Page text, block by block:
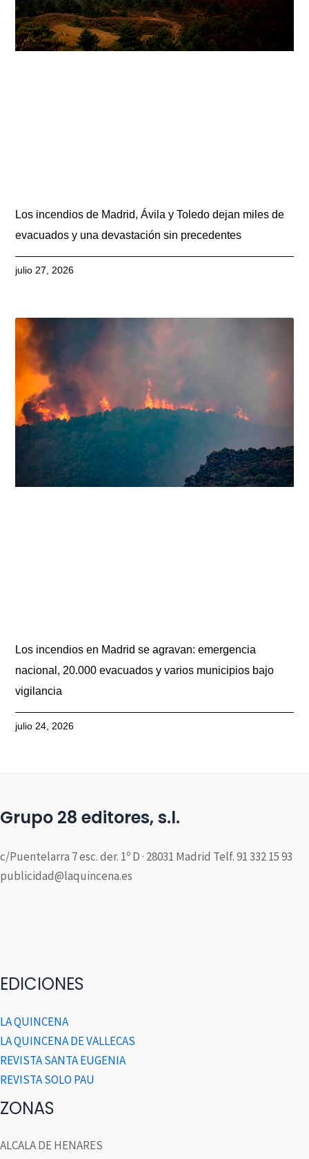
Los incendios de Madrid, Ávila y Toledo dejan miles de
evacuados y una devastación sin precedentes
julio 27, 2026
Los incendios en Madrid se agravan: emergencia
nacional, 20.000 evacuados y varios municipios bajo
vigilancia
julio 24, 2026
Grupo 28 editores, s.l.
c/Puentelarra 7 esc. der. 1º D · 28031 Madrid Telf. 91 332 15 93
publicidad@laquincena.es
EDICIONES
LA QUINCENA
LA QUINCENA DE VALLECAS
REVISTA SANTA EUGENIA
REVISTA SOLO PAU
ZONAS
ALCALA DE HENARES